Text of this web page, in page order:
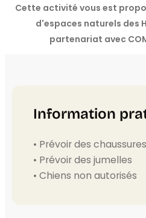
Cette activité vous est
d'espaces naturels des
partenariat avec
Information
• Prévoir des
• Prévoir des jumelles
• Chiens non autorisés